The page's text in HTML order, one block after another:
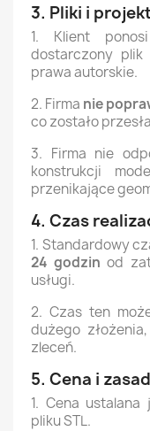
3. Pliki i
1. Klient
dostarczony
prawa autorskie.
2. Firma nie
co zostało
3. Firma nie
konstrukcji
przenikające
4. Czas
1. Standardowy
24 godzin od
usługi.
2. Czas ten
dużego
zleceń.
5. Cena i
1. Cena
pliku STL.